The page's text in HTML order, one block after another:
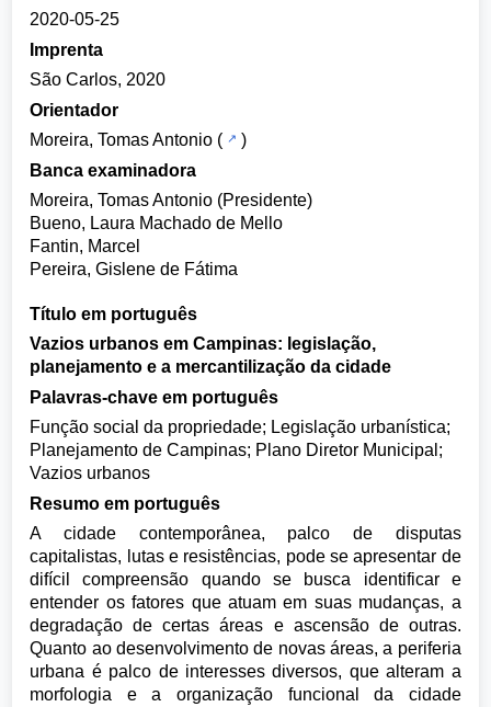
2020-05-25
Imprenta
São Carlos, 2020
Orientador
Moreira, Tomas Antonio (
)
Banca examinadora
Moreira, Tomas Antonio (Presidente)
Bueno, Laura Machado de Mello
Fantin, Marcel
Pereira, Gislene de Fátima
Título em português
Vazios urbanos em Campinas: legislação,
planejamento e a mercantilização da cidade
Palavras-chave em português
Função social da propriedade; Legislação urbanística;
Planejamento de Campinas; Plano Diretor Municipal;
Vazios urbanos
Resumo em português
A cidade contemporânea, palco de disputas
capitalistas, lutas e resistências, pode se apresentar de
difícil compreensão quando se busca identificar e
entender os fatores que atuam em suas mudanças, a
degradação de certas áreas e ascensão de outras.
Quanto ao desenvolvimento de novas áreas, a periferia
urbana é palco de interesses diversos, que alteram a
morfologia e a organização funcional da cidade